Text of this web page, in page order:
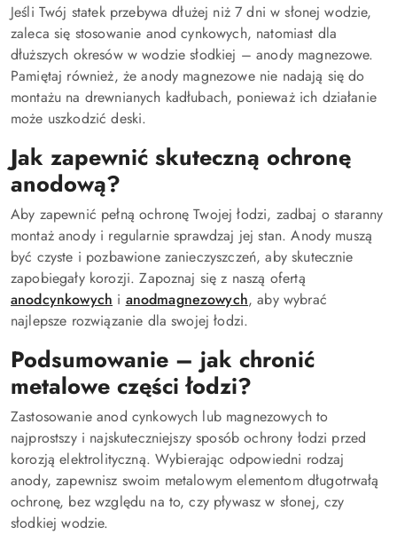
Jeśli Twój statek przebywa dłużej niż 7 dni w słonej wodzie,
zaleca się stosowanie anod cynkowych, natomiast dla
dłuższych okresów w wodzie słodkiej – anody magnezowe.
Pamiętaj również, że anody magnezowe nie nadają się do
montażu na drewnianych kadłubach, ponieważ ich działanie
może uszkodzić deski.
Jak zapewnić skuteczną ochronę
anodową?
Aby zapewnić pełną ochronę Twojej łodzi, zadbaj o staranny
montaż anody i regularnie sprawdzaj jej stan. Anody muszą
być czyste i pozbawione zanieczyszczeń, aby skutecznie
zapobiegały korozji. Zapoznaj się z naszą ofertą
anodcynkowych i anodmagnezowych, aby wybrać
najlepsze rozwiązanie dla swojej łodzi.
Podsumowanie – jak chronić
metalowe części łodzi?
Zastosowanie anod cynkowych lub magnezowych to
najprostszy i najskuteczniejszy sposób ochrony łodzi przed
korozją elektrolityczną. Wybierając odpowiedni rodzaj
anody, zapewnisz swoim metalowym elementom długotrwałą
ochronę, bez względu na to, czy pływasz w słonej, czy
słodkiej wodzie.